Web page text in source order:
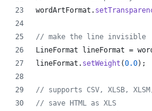
wordArtFormat .
// make the line invisible
LineFormat
lineFormat =
lineFormat . setWeight (0.0);
// supports CSV, XLSB,
// save HTML as XLS